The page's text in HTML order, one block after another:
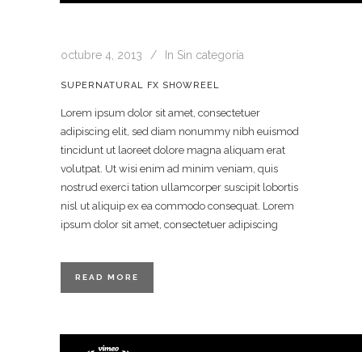
octubre 4, 2013 In Sin categoría
SUPERNATURAL FX SHOWREEL
Lorem ipsum dolor sit amet, consectetuer
adipiscing elit, sed diam nonummy nibh euismod
tincidunt ut laoreet dolore magna aliquam erat
volutpat. Ut wisi enim ad minim veniam, quis
nostrud exerci tation ullamcorper suscipit lobortis
nisl ut aliquip ex ea commodo consequat. Lorem
ipsum dolor sit amet, consectetuer adipiscing
READ MORE